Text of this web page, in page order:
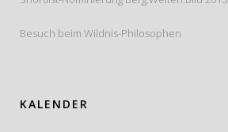
Besuch beim Wildnis-Philosophen
KALENDER